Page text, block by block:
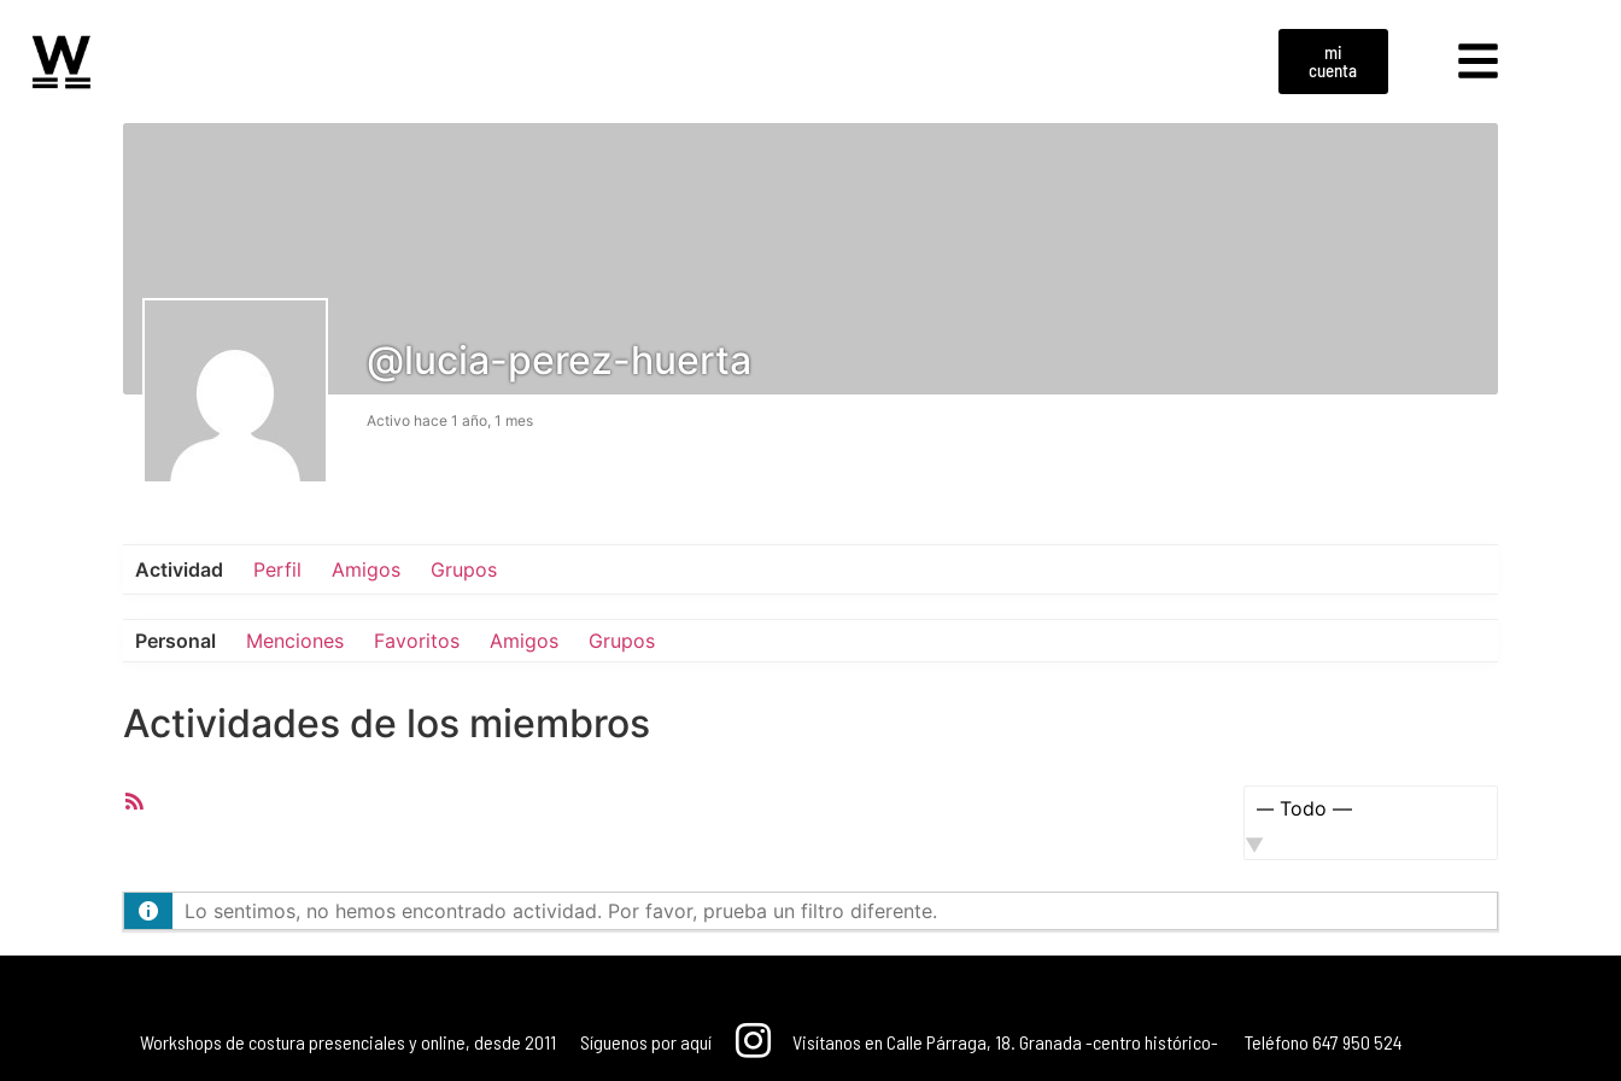
mi
cuenta
@lucia-perez-huerta
Activo hace 1 año, 1 mes
Actividad Perfil Amigos Grupos
Personal Menciones Favoritos Amigos Grupos
Actividades de los miembros
Mostrar:
Lo sentimos, no hemos encontrado actividad. Por favor, prueba un filtro diferente.
Workshops de costura presenciales y online, desde 2011 Síguenos por aquí Visítanos en Calle Párraga, 18. Granada -centro histórico- Teléfono 647 950 524